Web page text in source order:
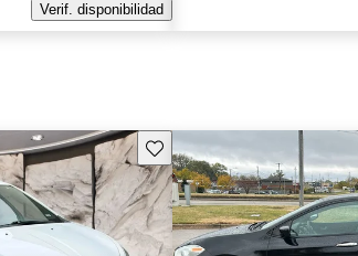
Verif. disponibilidad
Guarda este Aviso